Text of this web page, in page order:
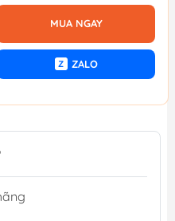
MUA NGAY
Z ZALO